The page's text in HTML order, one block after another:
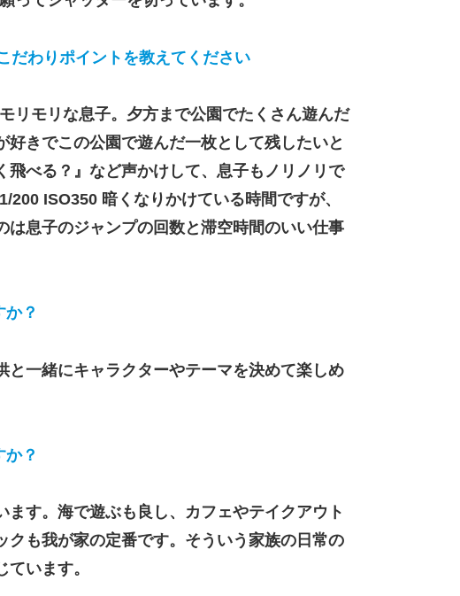
だわりポイントを教えてください
リモリな息子。夕方まで公園でたくさん遊んだ
きでこの公園で遊んだ一枚として残したいと
べる？』など声かけして、息子もノリノリで
ISO350 暗くなりかけている時間ですが、
息子のジャンプの回数と滞空時間のいい仕事
？
一緒にキャラクターやテーマを決めて楽しめ
？
す。海で遊ぶも良し、カフェやテイクアウト
も我が家の定番です。そういう家族の日常の
います。